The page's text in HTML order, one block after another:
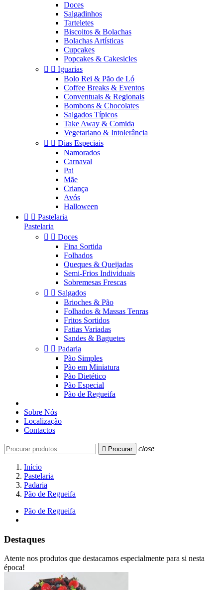
Doces
Salgadinhos
Tarteletes
Biscoitos & Bolachas
Bolachas Artísticas
Cupcakes
Popcakes & Cakesicles
  Iguarias
Bolo Rei & Pão de Ló
Coffee Breaks & Eventos
Conventuais & Regionais
Bombons & Chocolates
Salgados Típicos
Take Away & Comida
Vegetariano & Intolerância
  Dias Especiais
Namorados
Carnaval
Pai
Mãe
Criança
Avós
Halloween
  Pastelaria
Pastelaria
  Doces
Fina Sortida
Folhados
Queques & Queijadas
Semi-Frios Individuais
Sobremesas Frescas
  Salgados
Brioches & Pão
Folhados & Massas Tenras
Fritos Sortidos
Fatias Variadas
Sandes & Baguetes
  Padaria
Pão Simples
Pão em Miniatura
Pão Dietético
Pão Especial
Pão de Regueifa
Sobre Nós
Localização
Contactos
 Procurar close
Início
Pastelaria
Padaria
Pão de Regueifa
Pão de Regueifa
Destaques
Atente nos produtos que destacamos especialmente para si nesta
época!